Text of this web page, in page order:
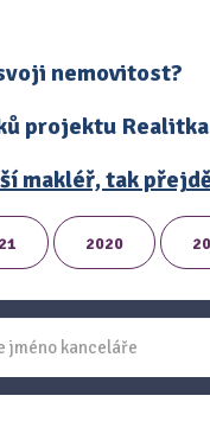
nemovitost?
projektu
makléř, tak
2020